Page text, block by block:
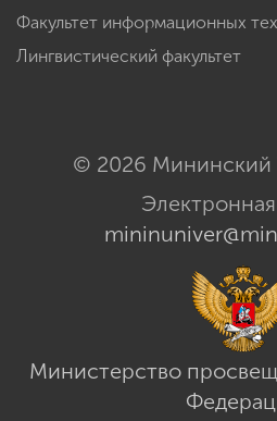
Факультет информационных
Лингвистический факультет
© 2026 Мининский
Министерство